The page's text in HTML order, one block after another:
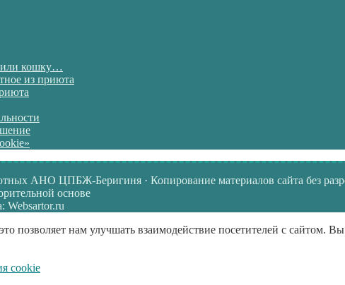
кошку…
из приюта
АНО ЦПБЖ-Беригиня · Копирование материалов сайта без
основе
Websartor.ru
позволяет нам улучшать взаимодействие посетителей с сайтом.
cookie